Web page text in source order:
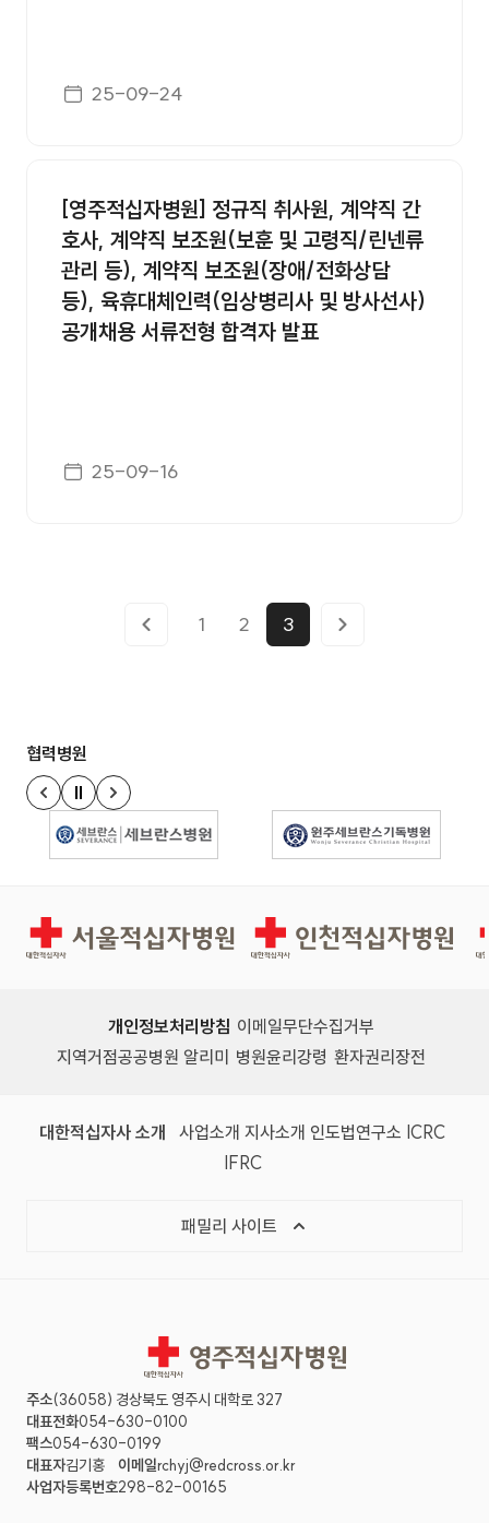
게시일자
25-09-24
[영주적십자병원] 정규직 취사원, 계약직 간
호사, 계약직 보조원(보훈 및 고령직/린넨류
관리 등), 계약직 보조원(장애/전화상담
등), 육휴대체인력(임상병리사 및 방사선사)
공개채용 서류전형 합격자 발표
게시일자
25-09-16
1 2 3
협력병원
이전 슬라이드
정지
다음 슬라이드
경인권역재활병원 인천적십자병원
개인정보처리방침 이메일무단수집거부
지역거점공공병원 알리미
병원윤리강령 환자권리장전
대한적십자사 소개 사업소개 지사소개 인도법연구소 ICRC
IFRC
패밀리 사이트
영주적십자병원
주소(36058) 경상북도 영주시 대학로 327
대표전화054-630-0100
팩스054-630-0199
대표자김기홍 이메일rchyj@redcross.or.kr
사업자등록번호298-82-00165